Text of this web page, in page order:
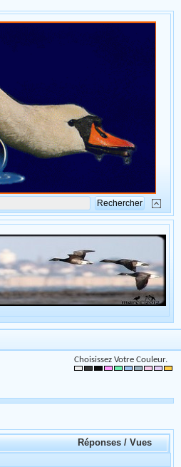
Choisissez Votre Couleur.
Réponses/Vues